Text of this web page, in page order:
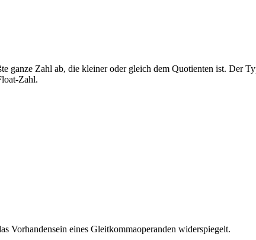
Zahl ab, die kleiner oder gleich dem Quotienten ist. Der
Zahl.
Vorhandensein eines Gleitkommaoperanden widerspiegelt.